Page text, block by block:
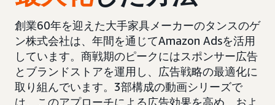
創業60年を迎えた大手家具メーカーのタンスのゲ
ン株式会社は、年間を通じてAmazon Adsを活用
しています。商戦期のピークにはスポンサー広告
とブランドストアを運用し、広告戦略の最適化に
取り組んでいます。3部構成の動画シリーズで
は、このアプローチによる広告効果を高め、およ